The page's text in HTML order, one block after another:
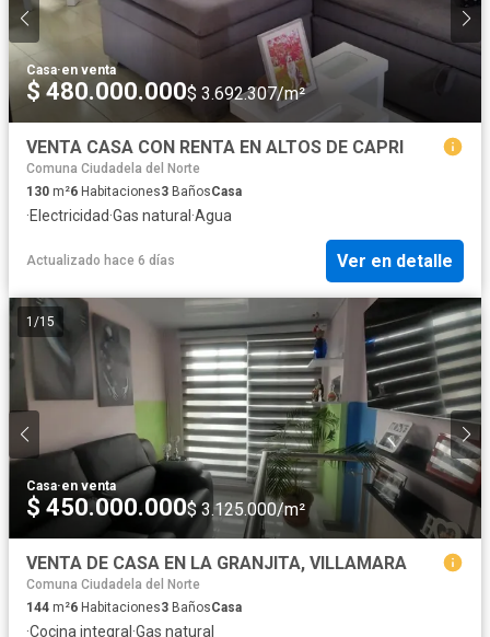
Casa·en venta
$ 480.000.000$ 3.692.307/m²
VENTA CASA CON RENTA EN ALTOS DE CAPRI
Comuna Ciudadela del Norte
130 m²6 Habitaciones3 BañosCasa
·Electricidad·Gas natural ·Agua
Actualizado hace 6 días Ver en detalle
1 /15
Casa·en venta
$ 450.000.000$ 3.125.000/m²
VENTA DE CASA EN LA GRANJITA, VILLAMARA
Comuna Ciudadela del Norte
144 m²6 Habitaciones3 BañosCasa
·Cocina integral ·Gas natural